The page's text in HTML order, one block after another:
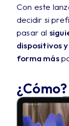
Con este
decidir si
pasar al
dispositivos
forma más
¿Cómo?